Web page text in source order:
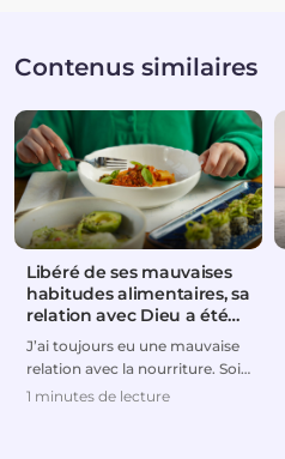
Contenus similaires
Libéré de ses mauvaises
habitudes alimentaires, sa
relation avec Dieu a été
rétablie
J’ai toujours eu une mauvaise
relation avec la nourriture. Soit
je mangeais trop, soit je suivais
1 minutes de lecture